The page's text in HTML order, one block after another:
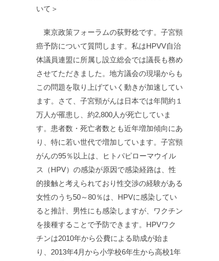
いて＞
東京政策フォーラムの荻野稔です。子宮頸
癌予防について質問します。私はHPVV自治
体議員連盟に所属し設立総会では議長も務め
させてただきました。地方議会の現場からも
この問題を取り上げていく動きが加速してい
ます。さて、子宮頸がんは日本では年間約１
万人が罹患し、約2,800人が死亡していま
す。患者数・死亡者数とも近年増加傾向にあ
り、特に若い世代で増加しています。子宮頸
がんの95％以上は、ヒトパピローマウイル
ス（HPV）の感染が原因で感染経路は、性
的接触と考えられており性交渉の経験がある
女性のうち50～80％は、HPVに感染してい
ると推計、男性にも感染しますが、ワクチン
を接種することで予防できます。HPVワク
チンは2010年から公費による助成が始ま
り、2013年4月から小学校6年生から高校1年